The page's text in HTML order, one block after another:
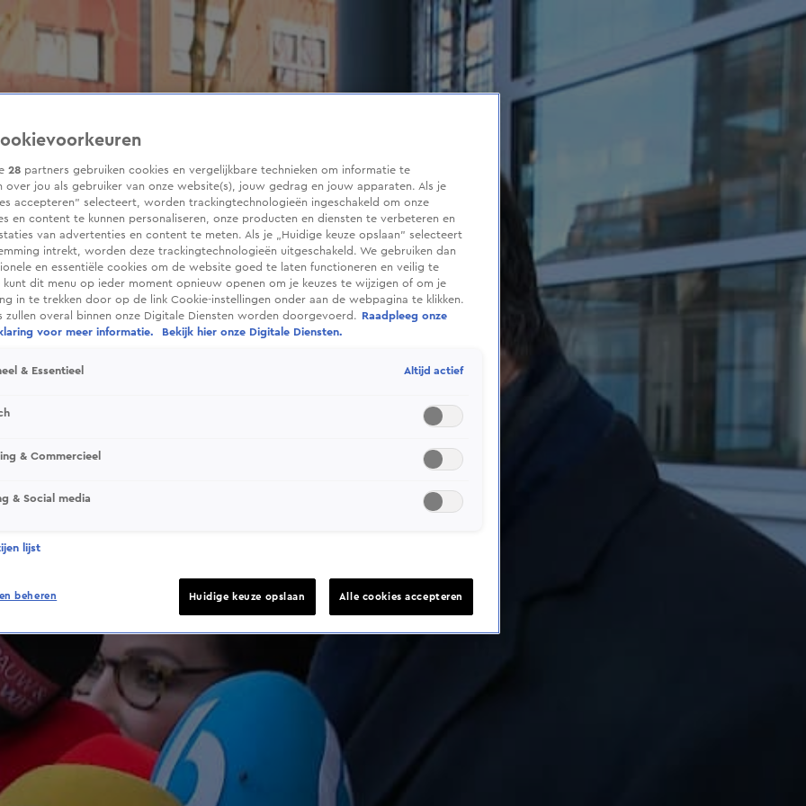
28 partners gebruiken cookies en vergelijkbare technieken om informatie te
over jou als gebruiker van onze website(s), jouw gedrag en jouw apparaten. Als je
accepteren” selecteert, worden trackingtechnologieën ingeschakeld om onze
en content te kunnen personaliseren, onze producten en diensten te verbeteren en
van advertenties en content te meten. Als je „Huidige keuze opslaan” selecteert
intrekt, worden deze trackingtechnologieën uitgeschakeld. We gebruiken dan
en essentiële cookies om de website goed te laten functioneren en veilig te
kunt dit menu op ieder moment opnieuw openen om je keuzes te wijzigen of om je
in te trekken door op de link Cookie-instellingen onder aan de webpagina te klikken.
zullen overal binnen onze Digitale Diensten worden doorgevoerd.
Raadpleeg onze
voor meer informatie.
Bekijk hier onze Digitale Diensten.
& Essentieel Altijd actief
& Commercieel
& Social media
lijst
beheren Huidige keuze opslaan Alle cookies accepteren